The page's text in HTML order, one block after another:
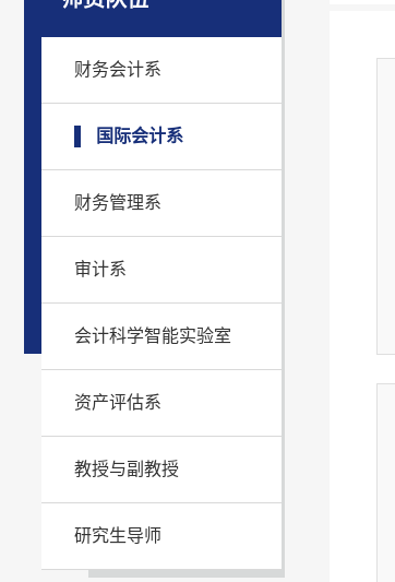
财务会计系
国际会计系
财务管理系
审计系
会计科学智能实验室
资产评估系
教授与副教授
研究生导师